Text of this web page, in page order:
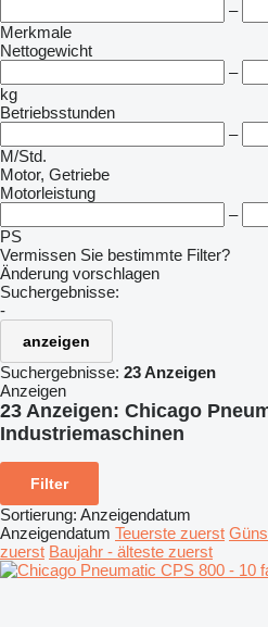
–
Merkmale
Nettogewicht
–
kg
Betriebsstunden
–
M/Std.
Motor, Getriebe
Motorleistung
–
PS
Vermissen Sie bestimmte Filter?
Änderung vorschlagen
Suchergebnisse:
-
anzeigen
Suchergebnisse: 23 Anzeigen
Anzeigen
23 Anzeigen: Chicago
Industriemaschinen
Filter
Sortierung: Anzeigendatum
Anzeigendatum Teuerste zuerst
zuerst Baujahr - älteste zuerst